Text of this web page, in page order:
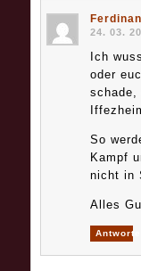
24. 03.
Ich
oder
schade,
So
Kampf
nicht in
Alles